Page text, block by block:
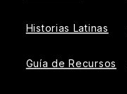
Historias Latinas
Guía de Recursos